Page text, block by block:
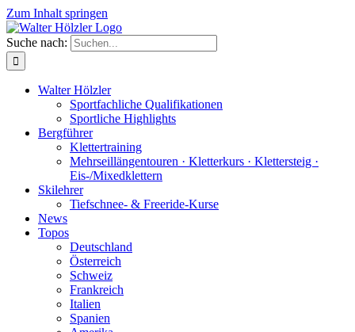
Zum Inhalt springen
Suche nach:
Walter Hölzler
Sportfachliche Qualifikationen
Sportliche Highlights
Bergführer
Klettertraining
Mehrseil­längen­touren · Kletterkurs · Klettersteig ·
Eis-/Mixedklettern
Skilehrer
Tiefschnee- & Freeride-Kurse
News
Topos
Deutschland
Österreich
Schweiz
Frankreich
Italien
Spanien